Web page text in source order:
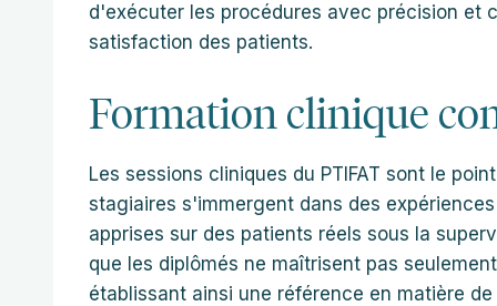
d'exécuter les procédures avec précision et
satisfaction des patients.
Formation clinique
Les sessions cliniques du PTIFAT sont le
stagiaires s'immergent dans des
apprises sur des patients réels sous la
que les diplômés ne maîtrisent pas
établissant ainsi une référence en matière